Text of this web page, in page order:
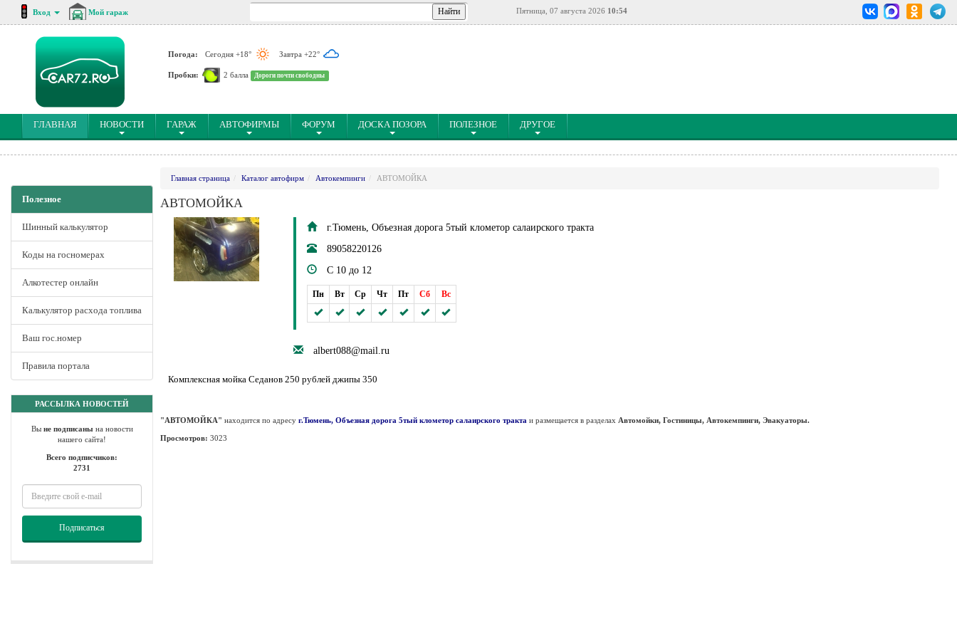
Вход Мой гараж Пятница, 07 августа 2026 10:54
Погода: Сегодня +18° Завтра +22°
Пробки: 2 балла Дороги почти свободны
ГЛАВНАЯ(CURRENT)
НОВОСТИ ГАРАЖ АВТОФИРМЫ ФОРУМ ДОСКА ПОЗОРА ПОЛЕЗНОЕ ДРУГОЕ
Полезное
Шинный калькулятор
Коды на госномерах
Алкотестер онлайн
Калькулятор расхода топлива
Ваш гос.номер
Правила портала
РАССЫЛКА НОВОСТЕЙ
Вы не подписанына новости
нашего сайта!
Всего подписчиков:
2731
Подписаться
Главная страница Каталог автофирм Автокемпинги АВТОМОЙКА
АВТОМОЙКА
г.Тюмень, Объезная дорога 5тый клометор салаирского тракта
89058220126
С 10 до 12
Пн Вт Ср Чт Пт Сб Вс
albert088@mail.ru
Комплексная мойка Седанов 250 рублей джипы 350
"АВТОМОЙКА" находится по адресу г.Тюмень, Объезная дорога 5тый клометор салаирского тракта и размещается в разделах Автомойки, Гостиницы, Автокемпинги, Эвакуаторы.
Просмотров: 3023